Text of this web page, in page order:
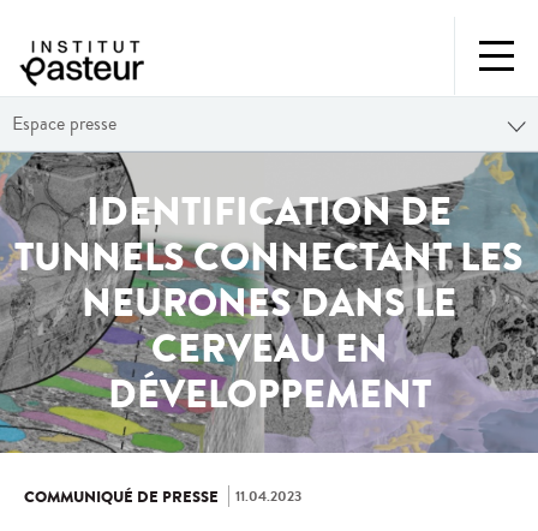
Espace presse
IDENTIFICATION DE
TUNNELS CONNECTANT LES
NEURONES DANS LE
CERVEAU EN
DÉVELOPPEMENT
COMMUNIQUÉ DE PRESSE 11.04.2023